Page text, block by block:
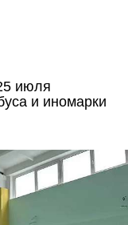
июля
и иномарки